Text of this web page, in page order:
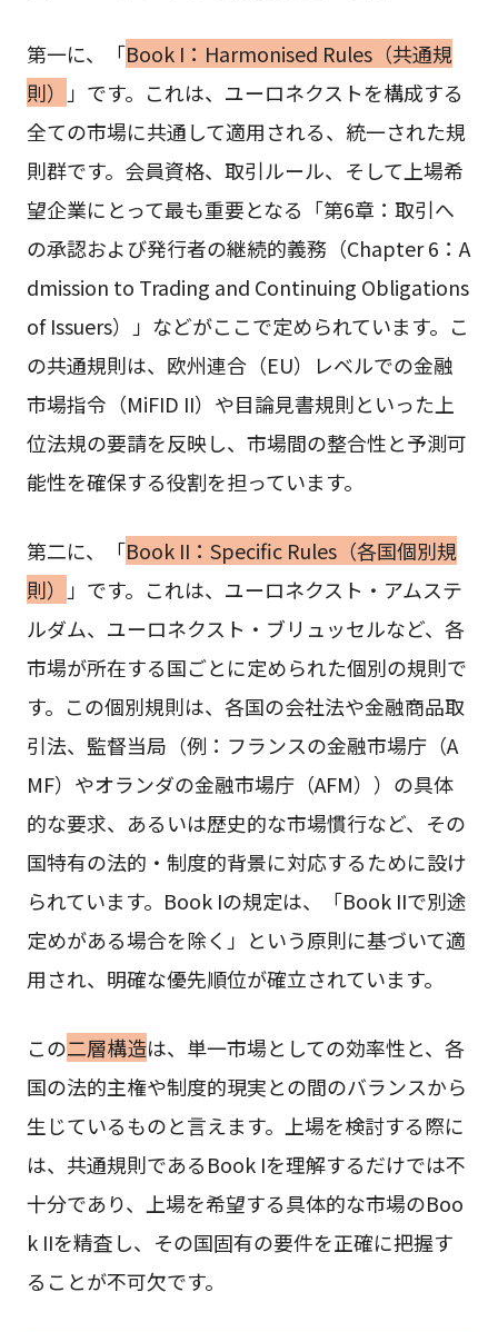
第一に、「Book I：Harmonised Rules（共通規
則）
」です。これは、ユーロネクストを構成する
全ての市場に共通して適用される、統一された規
則群です。会員資格、取引ルール、そして上場希
望企業にとって最も重要となる「第6章：取引へ
の承認および発行者の継続的義務（Chapter 6：A
dmission to Trading and Continuing Obligations
of Issuers）」などがここで定められています。こ
の共通規則は、欧州連合（EU）レベルでの金融
市場指令（MiFID II）や目論見書規則といった上
位法規の要請を反映し、市場間の整合性と予測可
能性を確保する役割を担っています。
第二に、「Book II：Specific Rules（各国個別規
則）
」です。これは、ユーロネクスト・アムステ
ルダム、ユーロネクスト・ブリュッセルなど、各
市場が所在する国ごとに定められた個別の規則で
す。この個別規則は、各国の会社法や金融商品取
引法、監督当局（例：フランスの金融市場庁（A
MF）やオランダの金融市場庁（AFM））の具体
的な要求、あるいは歴史的な市場慣行など、その
国特有の法的・制度的背景に対応するために設け
られています。Book Iの規定は、「Book IIで別途
定めがある場合を除く」という原則に基づいて適
用され、明確な優先順位が確立されています。
この二層構造は、単一市場としての効率性と、各
国の法的主権や制度的現実との間のバランスから
生じているものと言えます。上場を検討する際に
は、共通規則であるBook Iを理解するだけでは不
十分であり、上場を希望する具体的な市場のBoo
k IIを精査し、その国固有の要件を正確に把握す
ることが不可欠です。